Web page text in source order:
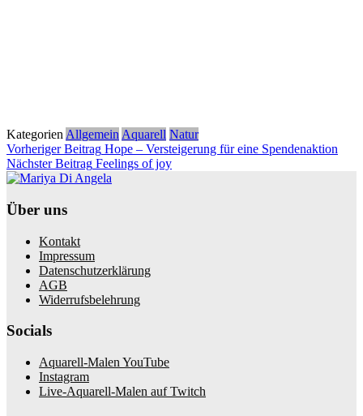
Kategorien Allgemein Aquarell Natur
Beitragsnavigation
Vorheriger Beitrag Hope – Versteigerung für eine Spendenaktion
Nächster Beitrag Feelings of joyNächster
Über uns
Kontakt
Impressum
Datenschutzerklärung
AGB
Widerrufsbelehrung
Socials
Aquarell-Malen YouTube
Instagram
Live-Aquarell-Malen auf Twitch